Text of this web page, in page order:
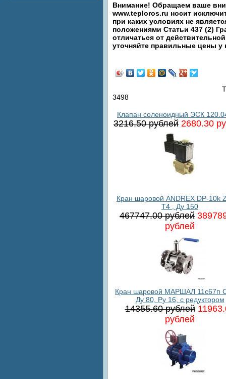
Внимание! Обращаем ваше
www.teploros.ru носит
при каких условиях не
положениями Статьи 437 (2)
отличаться от
уточняйте правильные цены
3498
Клапан соленоидный ЭСК
3216.50 рублей 2680.30
Кран шаровой ANDREX DP-10k
T4 , Ду 150
467747.00 рублей
рублей
Кран шаровой МАРШАЛ 11с67п
Ду 80, Ру 16, с редуктором
14355.60 рублей
рублей